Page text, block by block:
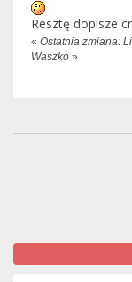
Resztę dopisze
« Ostatnia zmiana:
Waszko »